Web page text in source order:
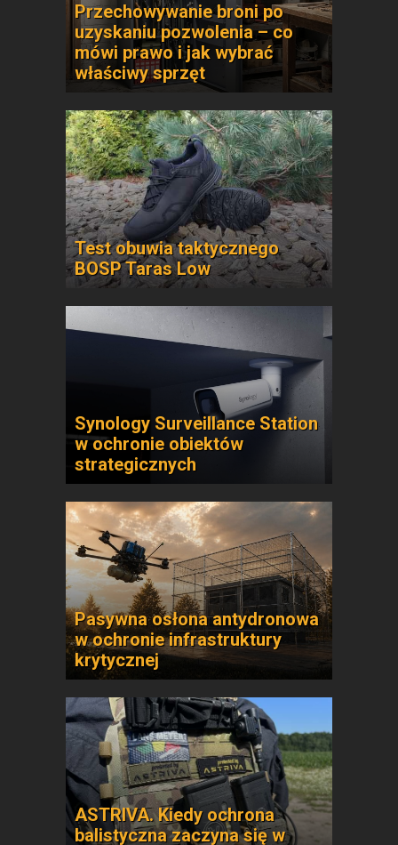
Przechowywanie broni po
uzyskaniu pozwolenia – co
mówi prawo i jak wybrać
właściwy sprzęt
Test obuwia taktycznego
BOSP Taras Low
Synology Surveillance Station
w ochronie obiektów
strategicznych
Pasywna osłona antydronowa
w ochronie infrastruktury
krytycznej
ASTRIVA. Kiedy ochrona
balistyczna zaczyna się w